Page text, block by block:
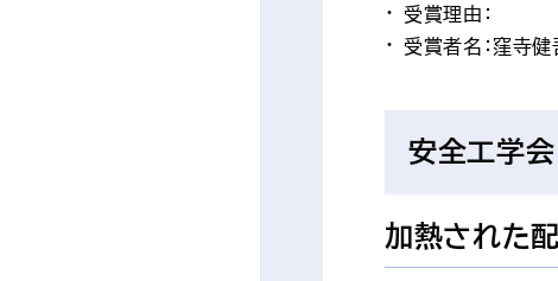
受賞理由：
受賞者名：窪寺健
安全工学
加熱された